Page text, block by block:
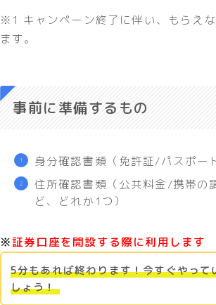
※1 キャンペーン終了に伴い、もらえ
ます。
事前に準備するもの
身分確認書類（免許証/パスポー
住所確認書類（公共料金/携帯の
ど、どれか1つ）
※証券口座を開設する際に利用します
5分もあれば終わります！今すぐやって
しょう！